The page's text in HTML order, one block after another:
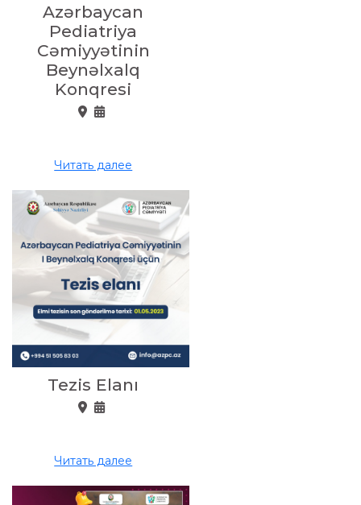
Azərbaycan
Pediatriya
Cəmiyyətinin
Beynəlxalq
Konqresi
Читать далее
Tezis Elanı
Читать далее